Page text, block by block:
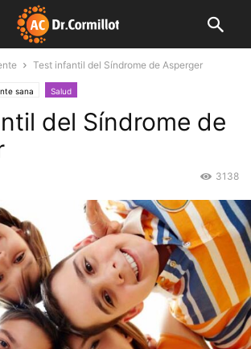
Test infantil del Síndrome de Asperger
sana Salud
del Síndrome de
3138